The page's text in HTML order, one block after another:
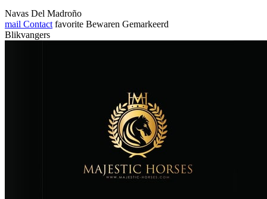
Navas Del Madroño
mail Contact favorite Bewaren Gemarkeerd
Blikvangers